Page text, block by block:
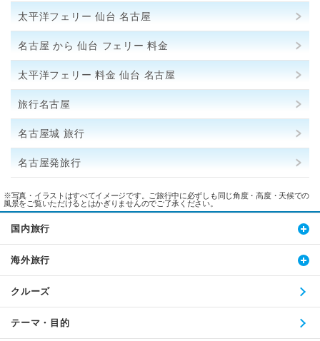
太平洋フェリー 仙台 名古屋
名古屋 から 仙台 フェリー 料金
太平洋フェリー 料金 仙台 名古屋
旅行名古屋
名古屋城 旅行
名古屋発旅行
※写真・イラストはすべてイメージです。ご旅行中に必ずしも同じ角度・高度・天候での
風景をご覧いただけるとはかぎりませんのでご了承ください。
国内旅行
海外旅行
クルーズ
テーマ・目的